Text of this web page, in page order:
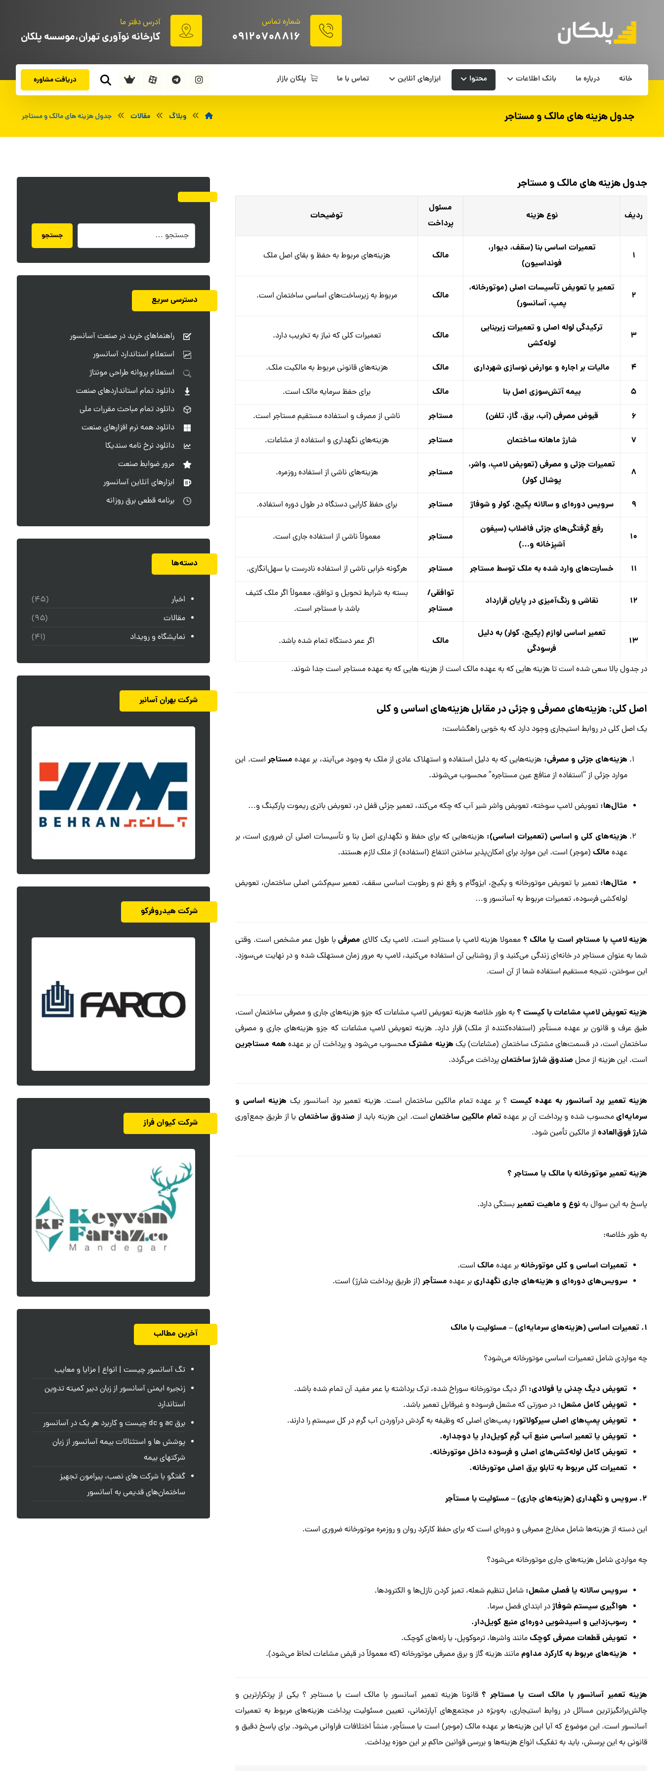
آدرس دفتر ما
کارخانه نوآوری تهران،موسسه پلکان
شماره تماس
۰۹۱۲۰۷۰۸۸۱۶
خانه درباره ما بانک اطلاعات محتوا ابزارهای آنلاین تماس با ما پلکان بازار دریافت مشاوره
جدول هزینه های مالک و مستاجر وبلاگ مقالات جدول هزینه های مالک و مستاجر
جدول هزینه های مالک و مستاجر
ردیف نوع هزینه
مسئول
پرداخت
توضیحات
۱
تعمیرات اساسی بنا (سقف، دیوار،
فونداسیون)
مالک هزینه‌های مربوط به حفظ و بقای اصل ملک
۲
تعمیر یا تعویض تأسیسات اصلی (موتورخانه،
پمپ، آسانسور)
مالک مربوط به زیرساخت‌های اساسی ساختمان است.
۳
ترکیدگی لوله اصلی و تعمیرات زیربنایی
لوله‌کشی
مالک تعمیرات کلی که نیاز به تخریب دارد.
۴ مالیات بر اجاره و عوارض نوسازی شهرداری مالک هزینه‌های قانونی مربوط به مالکیت ملک.
۵ بیمه آتش‌سوزی اصل بنا مالک برای حفظ سرمایه مالک است.
۶ قبوض مصرفی (آب، برق، گاز، تلفن) مستاجر ناشی از مصرف و استفاده مستقیم مستاجر است.
۷ شارژ ماهانه ساختمان مستاجر هزینه‌های نگهداری و استفاده از مشاعات.
۸
تعمیرات جزئی و مصرفی (تعویض لامپ، واشر،
پوشال کولر)
مستاجر هزینه‌های ناشی از استفاده روزمره.
۹ سرویس دوره‌ای و سالانه پکیج، کولر و شوفاژ مستاجر برای حفظ کارایی دستگاه در طول دوره استفاده.
۱۰
رفع گرفتگی‌های جزئی فاضلاب (سیفون
آشپزخانه و…)
مستاجر معمولاً ناشی از استفاده جاری است.
۱۱ خسارت‌های وارد شده به ملک توسط مستاجر مستاجر هرگونه خرابی ناشی از استفاده نادرست یا سهل‌انگاری.
۱۲ نقاشی و رنگ‌آمیزی در پایان قرارداد
توافقی/
مستاجر
بسته به شرایط تحویل و توافق، معمولاً اگر ملک کثیف
باشد با مستاجر است.
۱۳
تعمیر اساسی لوازم (پکیج، کولر) به دلیل
فرسودگی
مالک اگر عمر دستگاه تمام شده باشد.
در جدول بالا سعی شده است تا هزینه هایی که به عهده مالک است از هزینه هایی که به عهده مستاجر است جدا شوند.
اصل کلی: هزینه‌های مصرفی و جزئی در مقابل هزینه‌های اساسی و کلی
یک اصل کلی در روابط استیجاری وجود دارد که به خوبی راهگشاست:
هزینه‌های جزئی و مصرفی: هزینه‌هایی که به دلیل استفاده و استهلاک عادی از ملک به وجود می‌آیند، بر عهده مستاجر است. این
موارد جزئی از “استفاده از منافع عین مستاجره” محسوب می‌شوند.
مثال‌ها: تعویض لامپ سوخته، تعویض واشر شیر آب که چکه می‌کند، تعمیر جزئی قفل در، تعویض باتری ریموت پارکینگ و…
هزینه‌های کلی و اساسی (تعمیرات اساسی): هزینه‌هایی که برای حفظ و نگهداری اصل بنا و تأسیسات اصلی آن ضروری است، بر
عهده مالک(موجر) است. این موارد برای امکان‌پذیر ساختن انتفاع (استفاده) از ملک لازم هستند.
مثال‌ها: تعمیر یا تعویض موتورخانه و پکیج، ایزوگام و رفع نم و رطوبت اساسی سقف، تعمیر سیم‌کشی اصلی ساختمان، تعویض
لوله‌کشی فرسوده، تعمیرات مربوط به آسانسور و…
هزینه لامپ با مستاجر است یا مالک ؟ معمولا هزینه لامپ با مستاجر است. لامپ یک کالای مصرفیبا طول عمر مشخص است. وقتی
شما به عنوان مستاجر در خانه‌ای زندگی می‌کنید و از روشنایی آن استفاده می‌کنید، لامپ به مرور زمان مستهلک شده و در نهایت می‌سوزد.
این سوختن، نتیجه مستقیم استفاده شما از آن است.
هزینه تعویض لامپ مشاعات با کیست ؟ به طور خلاصه هزینه تعویض لامپ مشاعات که جزو هزینه‌های جاری و مصرفی ساختمان است،
طبق عرف و قانون بر عهده مستأجر (استفاده‌کننده از ملک) قرار دارد. هزینه تعویض لامپ مشاعات که جزو هزینه‌های جاری و مصرفی
ساختمان است، در قسمت‌های مشترک ساختمان (مشاعات) یک هزینه مشترکمحسوب می‌شود و پرداخت آن بر عهده همه مستاجرین
است. این هزینه از محل صندوق شارژ ساختمانپرداخت می‌گردد.
هزینه تعمیر برد آسانسور به عهده کیست ؟ بر عهده تمام مالکین ساختمان است. هزینه تعمیر برد آسانسور یک هزینه اساسی و
سرمایه‌ایمحسوب شده و پرداخت آن بر عهدهتمام مالکین ساختماناست. این هزینه باید از صندوق ساختمانیا از طریق جمع‌آوری
شارژ فوق‌العادهاز مالکین تأمین شود.
هزینه تعمیر موتورخانه با مالک یا مستاجر ؟
پاسخ به این سوال بهنوع و ماهیت تعمیربستگی دارد.
به طور خلاصه:
تعمیرات اساسی و کلی موتورخانهبر عهده مالکاست.
سرویس‌های دوره‌ای و هزینه‌های جاری نگهداریبر عهده مستأجر(از طریق پرداخت شارژ) است.
۱. تعمیرات اساسی (هزینه‌های سرمایه‌ای) – مسئولیت با مالک
چه مواردی شامل تعمیرات اساسی موتورخانه می‌شود؟
تعویض دیگ چدنی یا فولادی: اگر دیگ موتورخانه سوراخ شده، ترک برداشته یا عمر مفید آن تمام شده باشد.
تعویض کامل مشعل: در صورتی که مشعل فرسوده و غیرقابل تعمیر باشد.
تعویض پمپ‌های اصلی سیرکولاتور: پمپ‌های اصلی که وظیفه به گردش درآوردن آب گرم در کل سیستم را دارند.
تعویض یا تعمیر اساسی منبع آب گرم کویل‌دار یا دوجداره.
تعویض کامل لوله‌کشی‌های اصلی و فرسوده داخل موتورخانه.
تعمیرات کلی مربوط به تابلو برق اصلی موتورخانه.
۲. سرویس و نگهداری (هزینه‌های جاری) – مسئولیت با مستأجر
این دسته از هزینه‌ها شامل مخارج مصرفی و دوره‌ای است که برای حفظ کارکرد روان و روزمره موتورخانه ضروری است.
چه مواردی شامل هزینه‌های جاری موتورخانه می‌شود؟
سرویس سالانه یا فصلی مشعل: شامل تنظیم شعله، تمیز کردن نازل‌ها و الکترودها.
هواگیری سیستم شوفاژدر ابتدای فصل سرما.
رسوب‌زدایی و اسیدشویی دوره‌ای منبع کویل‌دار.
تعویض قطعات مصرفی کوچکمانند واشرها، ترموکوپل، یا رله‌های کوچک.
هزینه‌های مربوط به کارکرد مداوممانند هزینه گاز و برق مصرفی موتورخانه (که معمولاً در قبض مشاعات لحاظ می‌شود).
هزینه تعمیر آسانسور با مالک است یا مستاجر ؟قانونا هزینه تعمیر آسانسور با مالک است یا مستاجر ؟ یکی از پرتکرارترین و
چالش‌برانگیزترین مسائل در روابط استیجاری، به‌ویژه در مجتمع‌های آپارتمانی، تعیین مسئولیت پرداخت هزینه‌های مربوط به تعمیرات
آسانسور است. این موضوع که آیا این هزینه‌ها بر عهده مالک (موجر) است یا مستأجر، منشأ اختلافات فراوانی می‌شود. برای پاسخ دقیق و
قانونی به این پرسش، باید به تفکیک انواع هزینه‌ها و بررسی قوانین حاکم بر این حوزه پرداخت.
جستجو
دسترسی سریع
راهنماهای خرید در صنعت آسانسور
استعلام استاندارد آسانسور
استعلام پروانه طراحی مونتاژ
دانلود تمام استانداردهای صنعت
دانلود تمام مباحث مقررات ملی
دانلود همه نرم افزارهای صنعت
دانلود نرخ نامه سندیکا
مرور ضوابط صنعت
ابزارهای آنلاین آسانسور
برنامه قطعی برق روزانه
دسته‌ها
اخبار
(۴۵)
مقالات
(۹۵)
نمایشگاه و رویداد
(۴۱)
شرکت بهران آسانبر
شرکت هیدروفرکو
شرکت کیوان فراز
آخرین مطالب
تگ آسانسور چیست | انواع | مزایا و معایب
زنجیره ایمنی آسانسور از زبان دبیر کمیته تدوین
استاندارد
برق ac و dc چیست و کاربرد هر یک در آسانسور
پوشش ها و استثنائات بیمه آسانسور از زبان
شرکتهای بیمه
گفتگو با شرکت های نصب، پیرامون تجهیز
ساختمان‌های قدیمی به آسانسور